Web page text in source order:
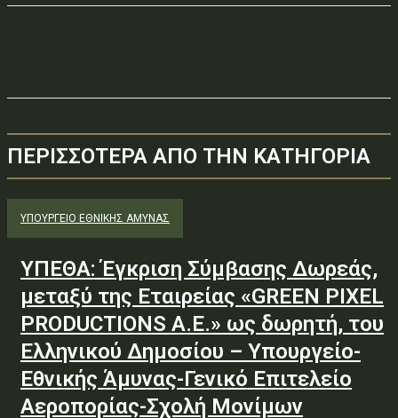
ΠΕΡΙΣΣΟΤΕΡΑ ΑΠΟ ΤΗΝ ΚΑΤΗΓΟΡΙΑ
ΥΠΟΥΡΓΕΊΟ ΕΘΝΙΚΉΣ ΆΜΥΝΑΣ
ΥΠΕΘΑ: Έγκριση Σύμβασης Δωρεάς,
μεταξύ της Εταιρείας «GREEN PIXEL
PRODUCTIONS Α.Ε.» ως δωρητή, του
Ελληνικού Δημοσίου – Υπουργείο-
Εθνικής Άμυνας-Γενικό Επιτελείο
Αεροπορίας-Σχολή Μονίμων